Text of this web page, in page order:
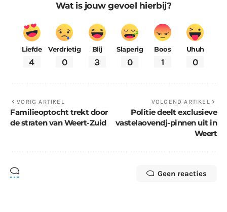
Wat is jouw gevoel hierbij?
Liefde
4
Verdrietig
0
Blij
3
Slaperig
0
Boos
1
Uhuh
0
VORIG ARTIKEL
Familieoptocht trekt door
de straten van Weert-Zuid
VOLGEND ARTIKEL
Politie deelt exclusieve
vastelaovendj-pinnen uit in
Weert
Geen reacties